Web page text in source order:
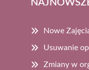
Nowe
Usuwanie
Zmiany w